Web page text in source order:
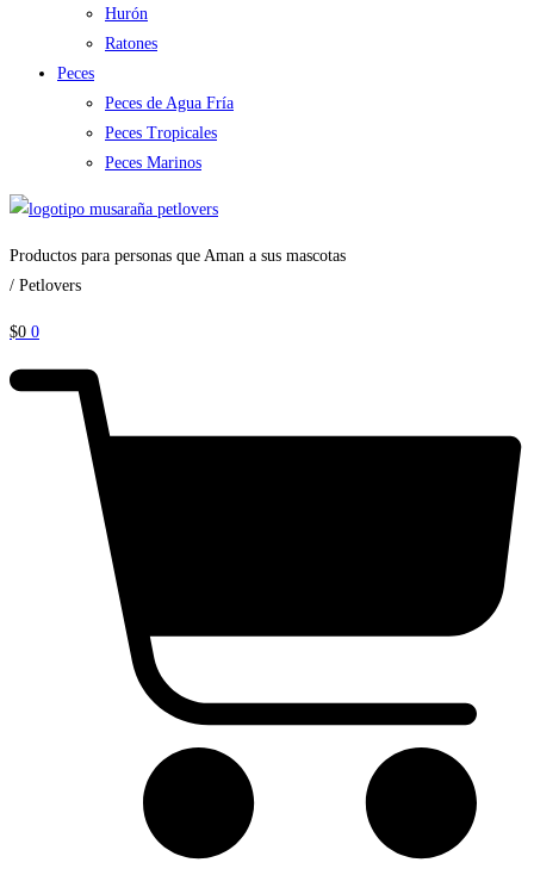
Hurón
Ratones
Peces
Peces de Agua Fría
Peces Tropicales
Peces Marinos
Productos para personas que Aman a sus mascotas
/ Petlovers
$0 0